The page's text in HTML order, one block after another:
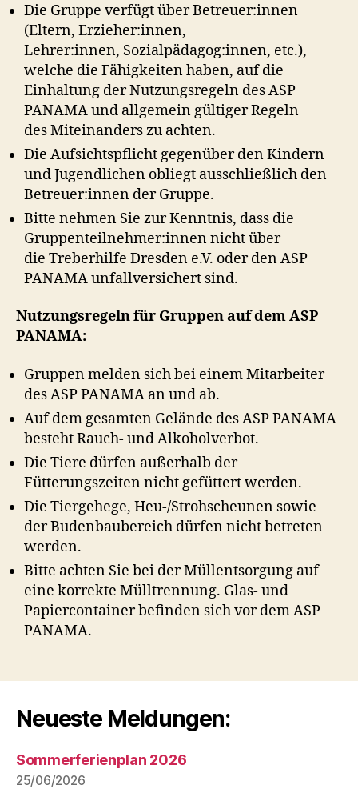
Die Gruppe verfügt über Betreuer:innen
(Eltern, Erzieher:innen,
Lehrer:innen, Sozialpädagog:innen, etc.),
welche die Fähigkeiten haben, auf die
Einhaltung der Nutzungsregeln des ASP
PANAMA und allgemein gültiger Regeln
des Miteinanders zu achten.
Die Aufsichtspflicht gegenüber den Kindern
und Jugendlichen obliegt ausschließlich den
Betreuer:innen der Gruppe.
Bitte nehmen Sie zur Kenntnis, dass die
Gruppenteilnehmer:innen nicht über
die Treberhilfe Dresden e.V. oder den ASP
PANAMA unfallversichert sind.
Nutzungsregeln für Gruppen auf dem ASP
PANAMA:
Gruppen melden sich bei einem Mitarbeiter
des ASP PANAMA an und ab.
Auf dem gesamten Gelände des ASP PANAMA
besteht Rauch- und Alkoholverbot.
Die Tiere dürfen außerhalb der
Fütterungszeiten nicht gefüttert werden.
Die Tiergehege, Heu-/Strohscheunen sowie
der Budenbaubereich dürfen nicht betreten
werden.
Bitte achten Sie bei der Müllentsorgung auf
eine korrekte Mülltrennung. Glas- und
Papiercontainer befinden sich vor dem ASP
PANAMA.
Neueste Meldungen:
Sommerferienplan 2026
25/06/2026